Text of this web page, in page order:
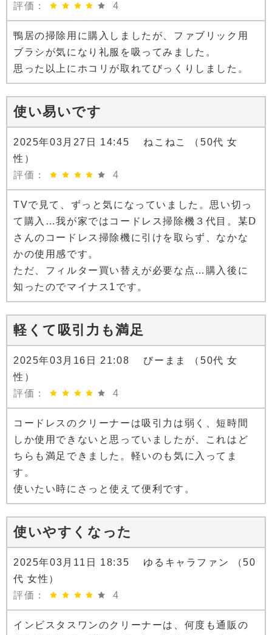
評価：
4
鴨居の掃除用に購入しましたが、ファブリック用
ブラシが気になり礼服を吸ってみました。
思った以上にホコリが取れてびっくりしました。
使い易いです
2025年03月27日 14:45 ねこねこ （50代 女
性）
評価：
4
TVで見て、ずっと気になっていました。思い切っ
て購入…我が家ではコードレス掃除機３代目。某Ⅾ
さんのコードレス掃除機に引けを取らず、なかな
かの使用感です。
ただ、フィルター買い替えが必要な点…購入後に
知ったのでマイナス1です。
軽くて吸引力も満足
2025年03月16日 21:08 びーまま （50代 女
性）
評価：
4
コードレスのクリーナーは吸引力は弱く、短時間
しか使用できないと思っていましたが、これはど
ちらも満足できました。軽いのも気に入ってま
す。
使いたい時にさっと使えて便利です。
使いやすくなった
2025年03月11日 18:35 ゆるキャラファン （50
代 女性）
評価：
4
インビスタスワンのクリーナーは、何度も通販の